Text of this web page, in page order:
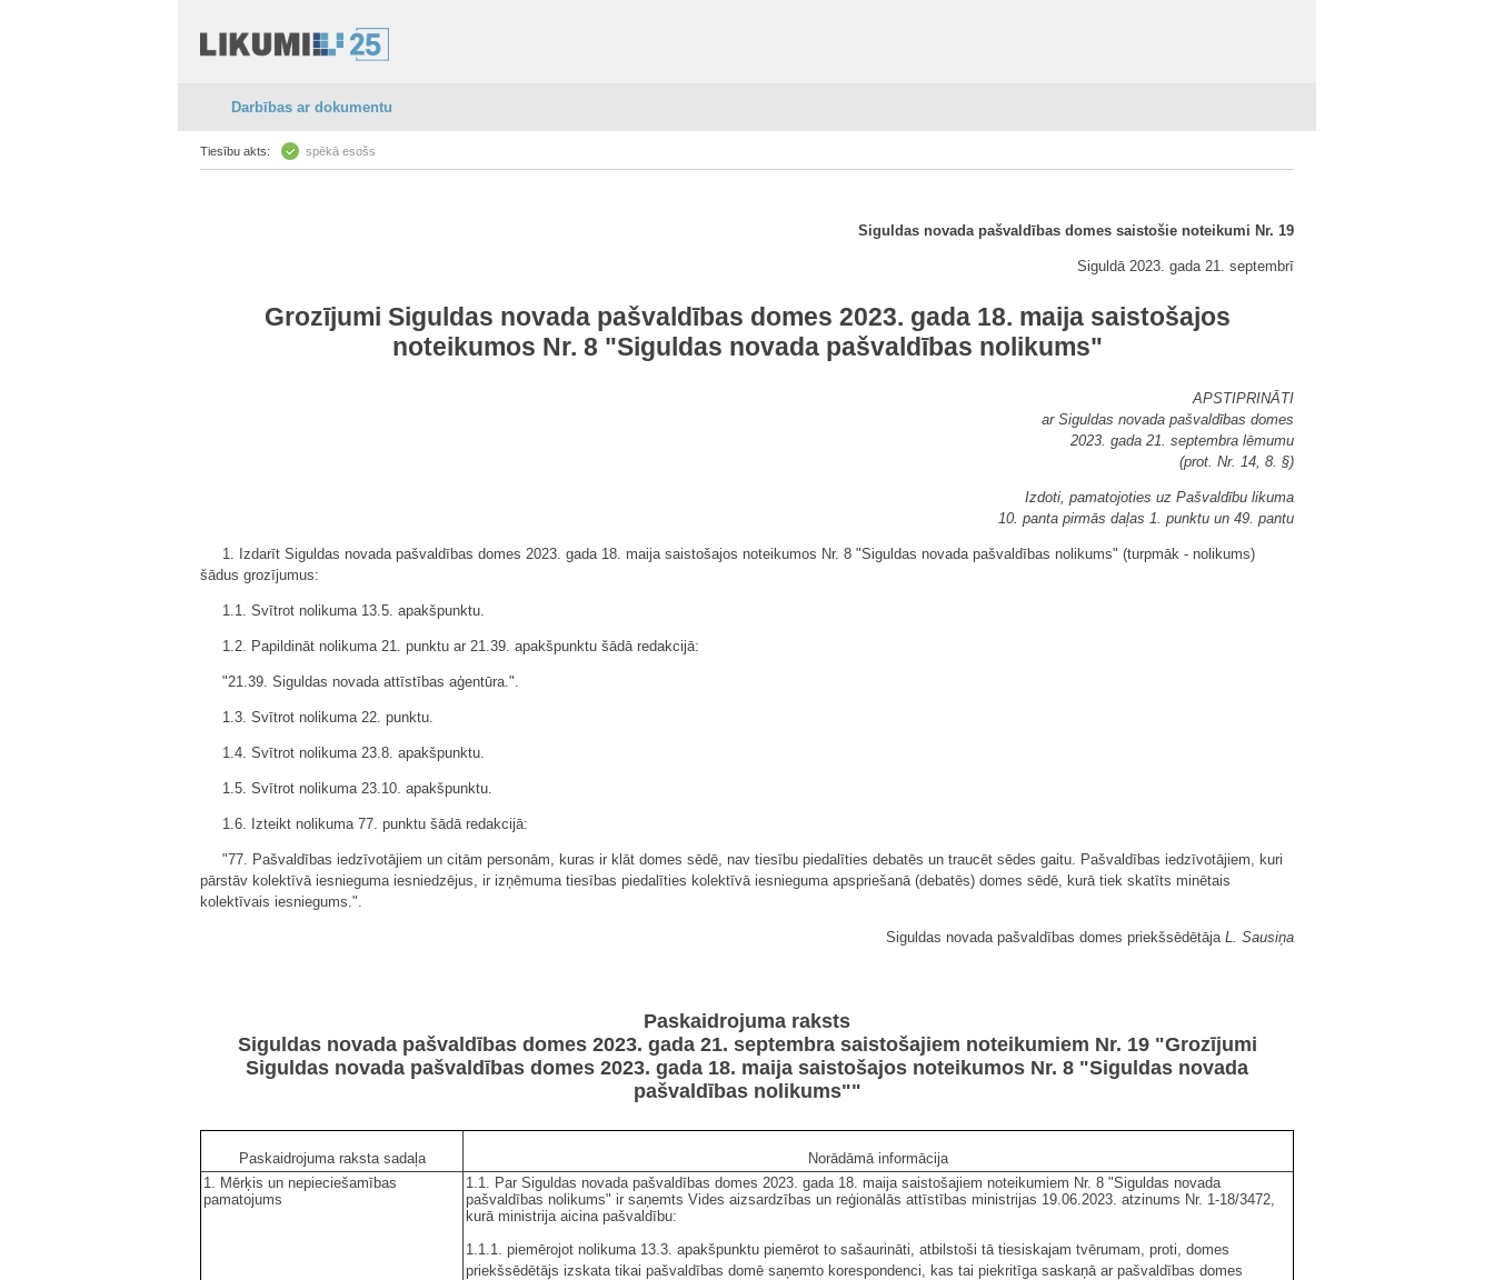
Darbības ar dokumentu
Tiesību akts: spēkā esošs
Siguldas novada pašvaldības domes saistošie noteikumi Nr. 19
Siguldā 2023. gada 21. septembrī
Grozījumi Siguldas novada pašvaldības domes 2023. gada 18. maija saistošajos
noteikumos Nr. 8 "Siguldas novada pašvaldības nolikums"
APSTIPRINĀTI
ar Siguldas novada pašvaldības domes
2023. gada 21. septembra lēmumu
(prot. Nr. 14, 8. §)
Izdoti, pamatojoties uz Pašvaldību likuma
10. panta pirmās daļas 1. punktu un 49. pantu
1. Izdarīt Siguldas novada pašvaldības domes 2023. gada 18. maija saistošajos noteikumos Nr. 8 "Siguldas novada pašvaldības nolikums" (turpmāk - nolikums)
šādus grozījumus:
1.1. Svītrot nolikuma 13.5. apakšpunktu.
1.2. Papildināt nolikuma 21. punktu ar 21.39. apakšpunktu šādā redakcijā:
"21.39. Siguldas novada attīstības aģentūra.".
1.3. Svītrot nolikuma 22. punktu.
1.4. Svītrot nolikuma 23.8. apakšpunktu.
1.5. Svītrot nolikuma 23.10. apakšpunktu.
1.6. Izteikt nolikuma 77. punktu šādā redakcijā:
"77. Pašvaldības iedzīvotājiem un citām personām, kuras ir klāt domes sēdē, nav tiesību piedalīties debatēs un traucēt sēdes gaitu. Pašvaldības iedzīvotājiem, kuri
pārstāv kolektīvā iesnieguma iesniedzējus, ir izņēmuma tiesības piedalīties kolektīvā iesnieguma apspriešanā (debatēs) domes sēdē, kurā tiek skatīts minētais
kolektīvais iesniegums.".
Siguldas novada pašvaldības domes priekšsēdētāja L. Sausiņa
Paskaidrojuma raksts
Siguldas novada pašvaldības domes 2023. gada 21. septembra saistošajiem noteikumiem Nr. 19 "Grozījumi
Siguldas novada pašvaldības domes 2023. gada 18. maija saistošajos noteikumos Nr. 8 "Siguldas novada
pašvaldības nolikums""
Paskaidrojuma raksta sadaļa
Norādāmā informācija
1. Mērķis un nepieciešamības
pamatojums
1.1. Par Siguldas novada pašvaldības domes 2023. gada 18. maija saistošajiem noteikumiem Nr. 8 "Siguldas novada
pašvaldības nolikums" ir saņemts Vides aizsardzības un reģionālās attīstības ministrijas 19.06.2023. atzinums Nr. 1-18/3472,
kurā ministrija aicina pašvaldību:
1.1.1. piemērojot nolikuma 13.3. apakšpunktu piemērot to sašaurināti, atbilstoši tā tiesiskajam tvērumam, proti, domes
priekšsēdētājs izskata tikai pašvaldības domē saņemto korespondenci, kas tai piekritīga saskaņā ar pašvaldības domes